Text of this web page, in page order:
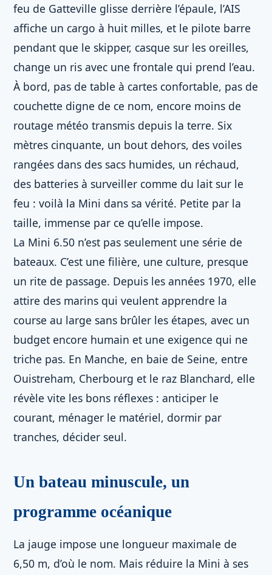
feu de Gatteville glisse derrière l’épaule, l’AIS
affiche un cargo à huit milles, et le pilote barre
pendant que le skipper, casque sur les oreilles,
change un ris avec une frontale qui prend l’eau.
À bord, pas de table à cartes confortable, pas de
couchette digne de ce nom, encore moins de
routage météo transmis depuis la terre. Six
mètres cinquante, un bout dehors, des voiles
rangées dans des sacs humides, un réchaud,
des batteries à surveiller comme du lait sur le
feu : voilà la Mini dans sa vérité. Petite par la
taille, immense par ce qu’elle impose.
La Mini 6.50 n’est pas seulement une série de
bateaux. C’est une filière, une culture, presque
un rite de passage. Depuis les années 1970, elle
attire des marins qui veulent apprendre la
course au large sans brûler les étapes, avec un
budget encore humain et une exigence qui ne
triche pas. En Manche, en baie de Seine, entre
Ouistreham, Cherbourg et le raz Blanchard, elle
révèle vite les bons réflexes : anticiper le
courant, ménager le matériel, dormir par
tranches, décider seul.
Un bateau minuscule, un
programme océanique
La jauge impose une longueur maximale de
6,50 m, d’où le nom. Mais réduire la Mini à ses